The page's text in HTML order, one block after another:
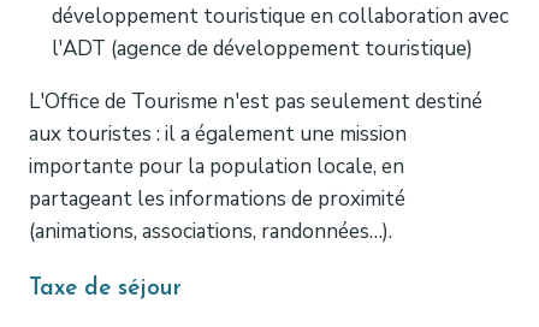
développement touristique en collaboration avec
l'ADT (agence de développement touristique)
L'Office de Tourisme n'est pas seulement destiné
aux touristes : il a également une mission
importante pour la population locale, en
partageant les informations de proximité
(animations, associations, randonnées…).
Taxe de séjour